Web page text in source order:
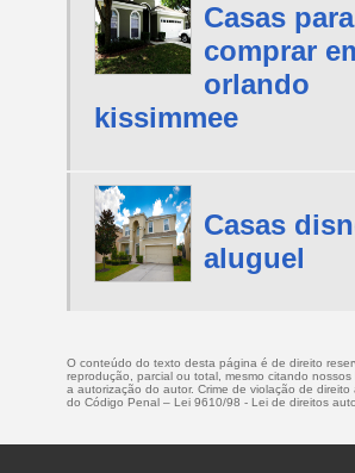
Casas para
comprar
orlando
kissimmee
Casas
aluguel
O conteúdo do texto desta página é de direito
reprodução, parcial ou total, mesmo citando nossos
a autorização do autor. Crime de violação de
do Código Penal – Lei 9610/98 - Lei de direitos